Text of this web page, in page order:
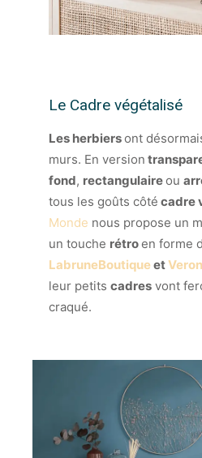
Le Cadre végétalisé
Les herbiersont
murs. En version
fond, rectangulaireou
tous les goûts côté cadre
Monde nous propose un
un touche rétroen forme
LabruneBoutiqueet
leur petits cadres vont
craqué.